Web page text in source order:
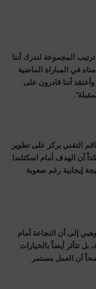
المجموعة لندرك أننا
في المباراة الماضية
أننا قادرون على
التقني يركز على تطوير
أن الهدف أمام اسكتلندا
إيجابية رغم صعوبة
إلى أن النجاعة أمام
تتأثر أيضاً بالخيارات
أن العمل مستمر